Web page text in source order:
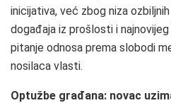
inicijativa, već zbog niza
događaja iz prošlosti i
pitanje odnosa prema slobodi
nosilaca vlasti.
Optužbe građana: novac